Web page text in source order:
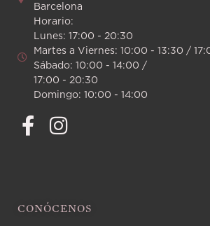
Barcelona
Horario:
Lunes: 17:00 - 20:30
Martes a Viernes: 10:00 - 13:30 /
Sábado: 10:00 - 14:00 /
17:00 - 20:30
Domingo: 10:00 - 14:00
CONÓCENOS